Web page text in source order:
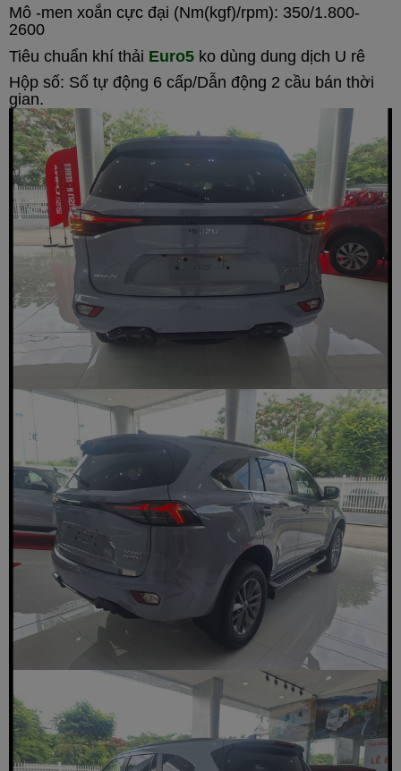
Mô -men xoắn cực đại (Nm(kgf)/rpm): 350/1.800-
2600
Tiêu chuẩn khí thải Euro5 ko dùng dung dịch U rê
Hộp số: Số tự động 6 cấp/Dẫn động 2 cầu bán thời
gian.